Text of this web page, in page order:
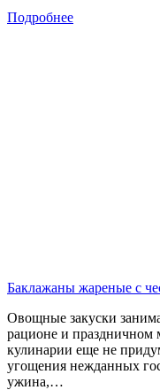
Подробнее
Баклажаны жареные с
Овощные закуски
рационе и праздничном
кулинарии еще не
угощения нежданных
ужина,…